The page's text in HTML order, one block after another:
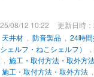
08/12 10:22 更新日時
天井材, 防音製品, 24時
ェルフ・ねこシェルフ）
, 施工・取付方法・取外方
施工・取付方法・取外方法,